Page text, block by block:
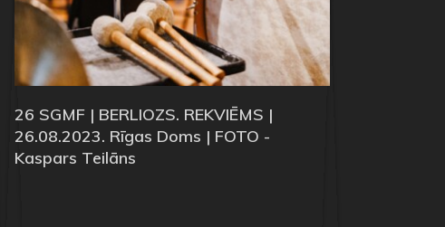
26 SGMF | BERLIOZS. REKVIĒMS |
26.08.2023. Rīgas Doms | FOTO -
Kaspars Teilāns